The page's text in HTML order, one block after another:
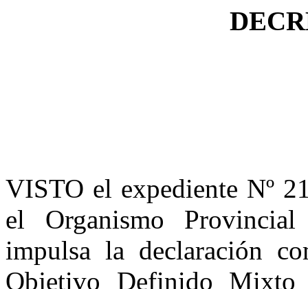
VISTO el expediente Nº
el Organismo
impulsa la declaración
Objetivo Definido Mixto